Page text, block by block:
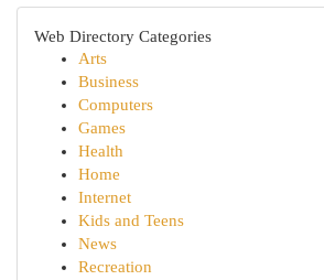
Web Directory Categories
Arts
Business
Computers
Games
Health
Home
Internet
Kids and Teens
News
Recreation